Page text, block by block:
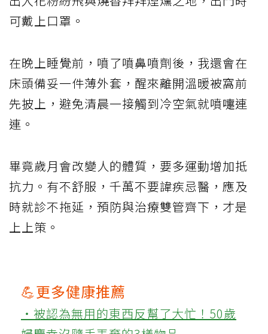
可戴上口罩。
在晚上睡覺前，噴了噴鼻噴劑後，我還會在
床頭備妥一件薄外套，醒來離開溫暖被窩前
先披上，避免清晨一接觸到冷空氣就噴嚏連
連。
畢竟歲月會改變人的體質，要多運動增加抵
抗力。有不舒服，千萬不要諱疾忌醫，應及
時就診不拖延，預防與治療雙管齊下，才是
上上策。
💪更多健康推薦
‧被認為無用的東西反幫了大忙！50歲